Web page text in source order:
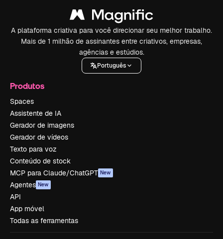
A plataforma criativa para você direcionar seu melhor trabalho.
Mais de 1 milhão de assinantes entre criativos, empresas,
agências e estúdios.
Português
Produtos
Spaces
Assistente de IA
Gerador de imagens
Gerador de vídeos
Texto para voz
Conteúdo de stock
MCP para Claude/ChatGPT New
Agentes New
API
App móvel
Todas as ferramentas